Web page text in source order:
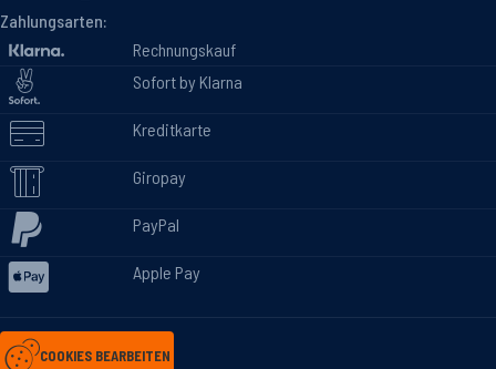
Zahlungsarten:
Rechnungskauf
Sofort by Klarna
Kreditkarte
Giropay
PayPal
Apple Pay
COOKIES BEARBEITEN